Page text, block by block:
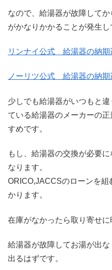
なので、給湯器が故障して
がかなりかかることが発生し
リンナイ公式 給湯器の納期
ノーリツ公式 給湯器の納期
少しでも給湯器がいつもと
ている給湯器のメーカーの
すめです。
もし、給湯器の交換が必要
なります。
ORICO,JACCSのローンを
かります。
在庫がなかったら取り寄せに
給湯器が故障してお湯が出
出るはずです。